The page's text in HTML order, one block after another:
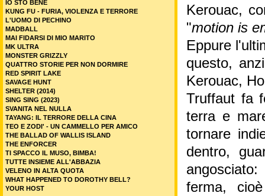
Kerouac,
"motion is
Eppure
questo,
Kerouac,
Truffaut fa
terra e
tornare
dentro,
ferma,
IO STO BENE
KUNG FU - FURIA, VIOLENZA E TERRORE
L'UOMO DI PECHINO
MADBALL
MAI FIDARSI DI MIO MARITO
MK ULTRA
MONSTER GRIZZLY
QUATTRO STORIE PER NON DORMIRE
RED SPIRIT LAKE
SAVAGE HUNT
SHELTER (2014)
SING SING (2023)
SVANITA NEL NULLA
TAYANG: IL TERRORE DELLA CINA
TEO E ZODI' - UN CAMMELLO PER AMICO
THE BALLAD OF WALLIS ISLAND
THE ENFORCER
TI SPACCO IL MUSO, BIMBA!
TUTTE INSIEME ALL'ABBAZIA
VELENO IN ALTA QUOTA
WHAT HAPPENED TO DOROTHY BELL?
YOUR HOST